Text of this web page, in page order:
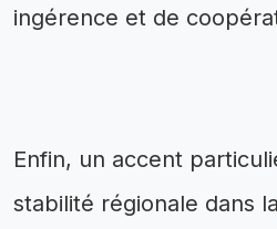
ingérence et de
Enfin, un accent
stabilité régionale dans